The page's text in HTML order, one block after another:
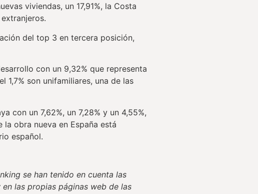
viviendas, un 17,91%, la Costa
del top 3 en tercera posición,
con un 9,32% que representa
1,7% son unifamiliares, una de las
con un 7,62%, un 7,28% y un 4,55%,
obra nueva en España está
español.
se han tenido en cuenta las
las propias páginas web de las